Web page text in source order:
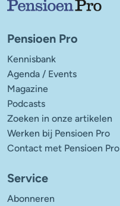
Pensioen Pro
Kennisbank
Agenda / Events
Magazine
Podcasts
Zoeken in onze artikelen
Werken bij Pensioen Pro
Contact met Pensioen Pro
Service
Abonneren